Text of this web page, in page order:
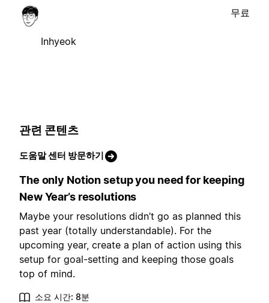
Inhyeok
무료
관련 콘텐츠
도움말 센터 방문하기
The only Notion setup you need for keeping
New Year’s resolutions
Maybe your resolutions didn’t go as planned this
past year (totally understandable). For the
upcoming year, create a plan of action using this
setup for goal-setting and keeping those goals
top of mind.
소요 시간: 8분